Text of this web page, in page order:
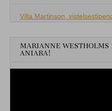
Villa Martinson,
MARIANNE WESTHOLMS
ANIARA!